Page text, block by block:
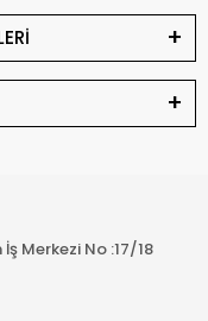
Merkezi No :17/18